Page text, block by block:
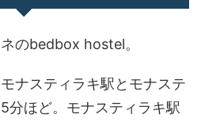
のbedbox hostel。
ナスティラキ駅とモナステ
分ほど。モナスティラキ駅